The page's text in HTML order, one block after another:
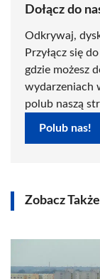
Dołącz do
Odkrywaj,
Przyłącz się
gdzie możesz
wydarzeniach
polub naszą
Polub nas!
Zobacz Także